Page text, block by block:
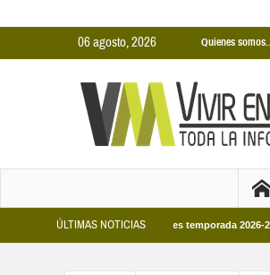
06 agosto, 2026 Quienes
ÚLTIMAS NOTICIAS
Cubiertas Municipales temporada 2026-2027